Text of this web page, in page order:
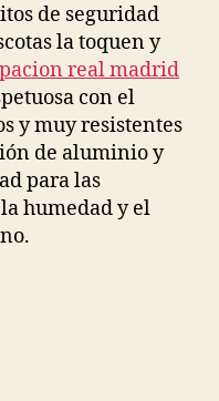
de seguridad
la toquen y
real madrid
con el
y muy resistentes
de aluminio y
para las
humedad y el